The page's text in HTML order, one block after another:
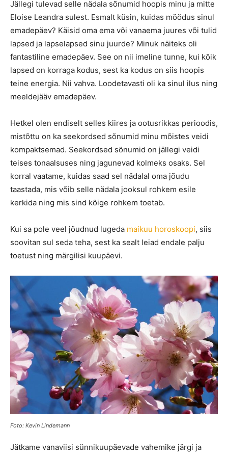
Jällegi tulevad selle nädala sõnumid hoopis minu ja mitte
Eloise Leandra sulest. Esmalt küsin, kuidas möödus sinul
emadepäev? Käisid oma ema või vanaema juures või tulid
lapsed ja lapselapsed sinu juurde? Minuk näiteks oli
fantastiline emadepäev. See on nii imeline tunne, kui kõik
lapsed on korraga kodus, sest ka kodus on siis hoopis
teine energia. Nii vahva. Loodetavasti oli ka sinul ilus ning
meeldejääv emadepäev.
Hetkel olen endiselt selles kiires ja ootusrikkas perioodis,
mistõttu on ka seekordsed sõnumid minu mõistes veidi
kompaktsemad. Seekordsed sõnumid on jällegi veidi
teises tonaalsuses ning jagunevad kolmeks osaks. Sel
korral vaatame, kuidas saad sel nädalal oma jõudu
taastada, mis võib selle nädala jooksul rohkem esile
kerkida ning mis sind kõige rohkem toetab.
Kui sa pole veel jõudnud lugeda maikuu horoskoopi, siis
soovitan sul seda teha, sest ka sealt leiad endale palju
toetust ning märgilisi kuupäevi.
Foto: Kevin Lindemann
Jätkame vanaviisi sünnikuupäevade vahemike järgi ja